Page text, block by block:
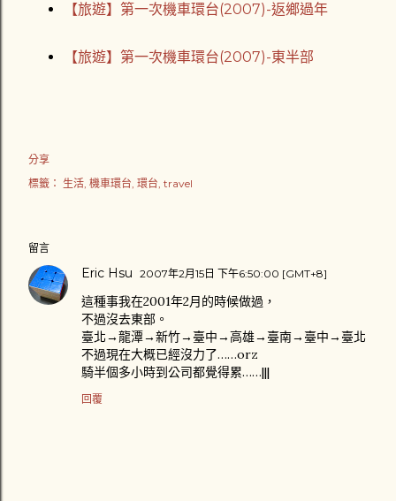
【旅遊】第一次機車環台(2007)-返鄉過年
【旅遊】第一次機車環台(2007)-東半部
分享
標籤： 生活 機車環台 環台 travel
留言
Eric Hsu 2007年2月15日 下午6:50:00 [GMT+8]
這種事我在2001年2月的時候做過，
不過沒去東部。
臺北→龍潭→新竹→臺中→高雄→臺南→臺中→臺北
不過現在大概已經沒力了……orz
騎半個多小時到公司都覺得累……|||
回覆